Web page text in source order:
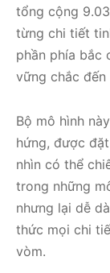
tổng cộng
từng chi tiết
phần phía bắc
vững chắc
Bộ mô hình
hứng, được
nhìn có thể
trong những
nhưng lại dễ
thức mọi chi
vòm.